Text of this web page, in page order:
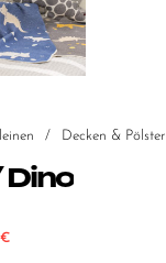
/ Decken & Pölster
Preis war: 29,95 €
€